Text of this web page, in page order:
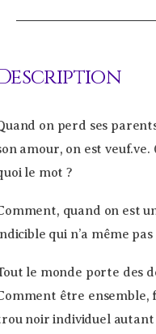
on perd ses
amour, on est
le mot ?
quand on est
qui n’a même
le monde porte des
être ensemble,
noir individuel autant